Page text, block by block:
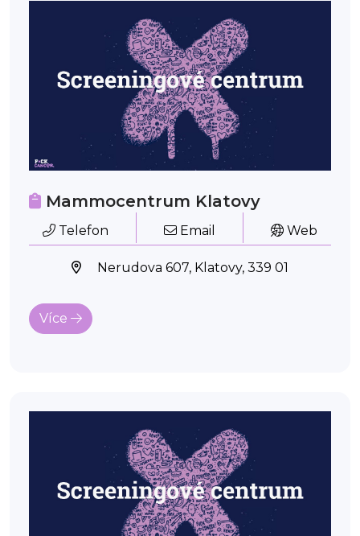
Mammocentrum Klatovy
Telefon Email Web
Nerudova 607, Klatovy, 339 01
Více